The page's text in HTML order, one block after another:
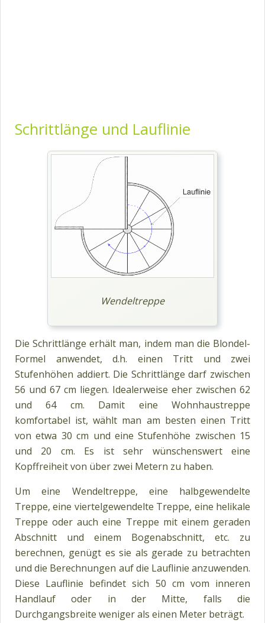
Schrittlänge und Lauflinie
Wendeltreppe
Die Schrittlänge erhält man, indem man die Blondel-
Formel anwendet, d.h. einen Tritt und zwei
Stufenhöhen addiert. Die Schrittlänge darf zwischen
56 und 67 cm liegen. Idealerweise eher zwischen 62
und 64 cm. Damit eine Wohnhaustreppe
komfortabel ist, wählt man am besten einen Tritt
von etwa 30 cm und eine Stufenhöhe zwischen 15
und 20 cm. Es ist sehr wünschenswert eine
Kopffreiheit von über zwei Metern zu haben.
Um eine Wendeltreppe, eine halbgewendelte
Treppe, eine viertelgewendelte Treppe, eine helikale
Treppe oder auch eine Treppe mit einem geraden
Abschnitt und einem Bogenabschnitt, etc. zu
berechnen, genügt es sie als gerade zu betrachten
und die Berechnungen auf die Lauflinie anzuwenden.
Diese Lauflinie befindet sich 50 cm vom inneren
Handlauf oder in der Mitte, falls die
Durchgangsbreite weniger als einen Meter beträgt.